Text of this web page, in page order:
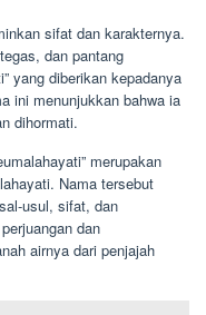
sifat dan karakternya.
dan pantang
yang diberikan kepadanya
ini menunjukkan bahwa ia
dihormati.
merupakan
Nama tersebut
usul, sifat, dan
dan
airnya dari penjajah